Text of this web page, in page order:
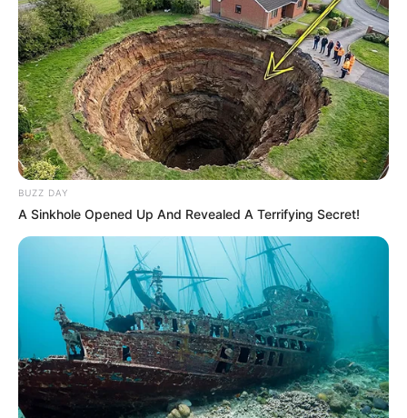
BUZZ DAY
A Sinkhole Opened Up And Revealed A Terrifying Secret!